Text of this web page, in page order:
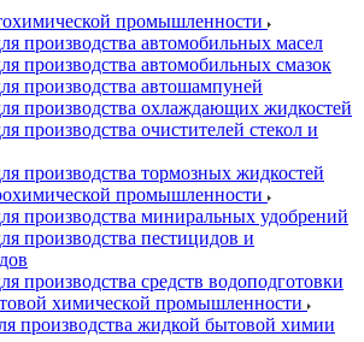
промышленности
производства автомобильных масел
производства автомобильных смазок
производства автошампуней
производства охлаждающих жидкостей
производства очистителей стекол и
производства тормозных жидкостей
промышленности
производства миниральных удобрений
производства пестицидов и
производства средств водоподготовки
химической промышленности
производства жидкой бытовой химии